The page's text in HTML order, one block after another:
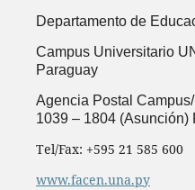
Departamento de
Campus Universitario
Paraguay
Agencia Postal
1039 – 1804 (Asunción)
Tel/Fax: +595 21 585 600
www.facen.una.py